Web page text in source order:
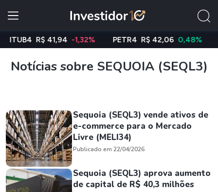
R$ 41,94 -1,32% PETR4 R$ 42,06 0,48%
Notícias sobre SEQUOIA (SEQL3)
Sequoia (SEQL3) vende ativos de
e-commerce para o Mercado
Livre (MELI34)
Publicado em 22/04/2026
Sequoia (SEQL3) aprova aumento
de capital de R$ 40,3 milhões